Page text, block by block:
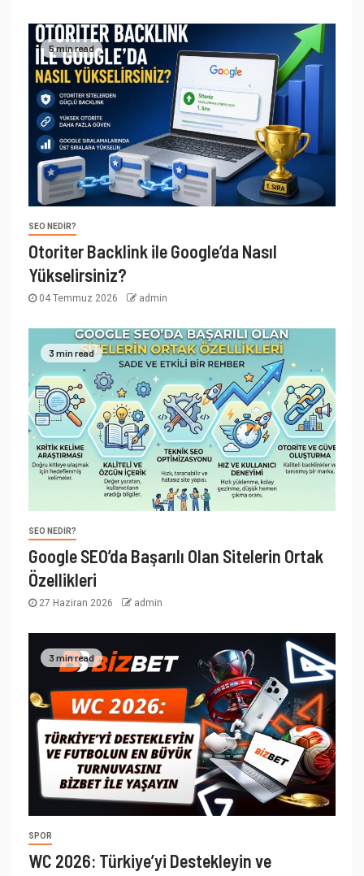
5 min read
SEO NEDIR?
Otoriter Backlink ile Google’da Nasıl
Yükselirsiniz?
04 Temmuz 2026 admin
3 min read
SEO NEDIR?
Google SEO’da Başarılı Olan Sitelerin Ortak
Özellikleri
27 Haziran 2026 admin
3 min read
SPOR
WC 2026: Türkiye’yi Destekleyin ve